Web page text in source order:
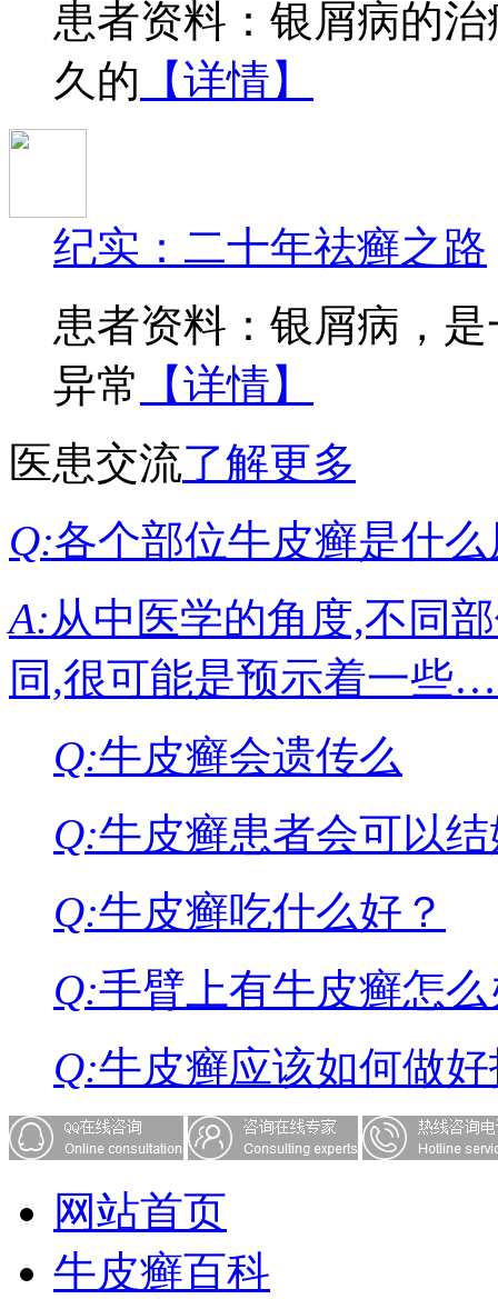
患者资料：银屑病的
久的 【详情】
纪实：二十年祛癣之路
患者资料：银屑病，
异常
【详情】
医患交流了解更多
Q:各个部位牛皮癣是什
A:从中医学的角度,不同
同,很可能是预示着一
Q:牛皮癣会遗传么
Q:牛皮癣患者会可以
Q:牛皮癣吃什么好？
Q:手臂上有牛皮癣怎
Q:牛皮癣应该如何做
网站首页
牛皮癣百科